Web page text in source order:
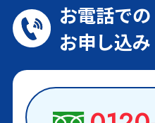
グルコサミ
森永トリ
お電話での
お申し込